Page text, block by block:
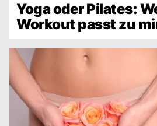
Yoga oder Pilates:
Workout passt zu